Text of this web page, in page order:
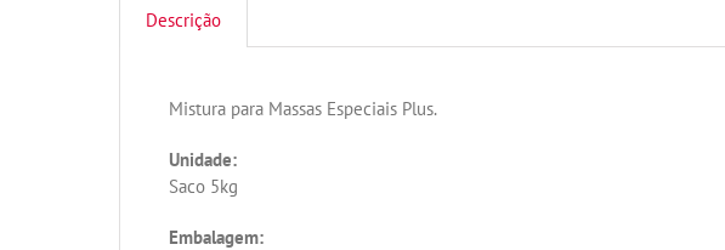
Descrição
Mistura para Massas Especiais Plus.
Unidade:
Saco 5kg
Embalagem: